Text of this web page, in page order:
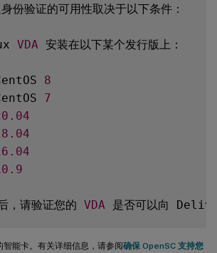
份验证的可用性取决于以下条件：
VDA 安装在以下某个发行版上：
8
7
，请验证您的 VDA
能卡。有关详细信息，请参阅确保 OpenSC 支持您